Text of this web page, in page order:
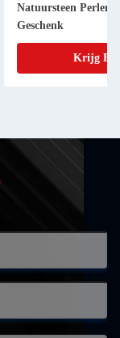
Natuursteen Perlen
Geschenk
Krijg